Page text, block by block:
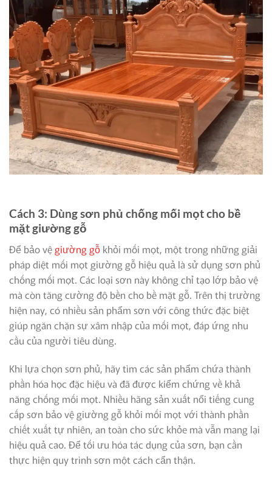
Cách 3: Dùng sơn phủ chống mối mọt cho bề
mặt giường gỗ
Để bảo vệgiường gỗ khỏi mối mọt, một trong những giải
pháp diệt mối mọt giường gỗ hiệu quả là sử dụng sơn phủ
chống mối mọt. Các loại sơn này không chỉ tạo lớp bảo vệ
mà còn tăng cường độ bền cho bề mặt gỗ. Trên thị trường
hiện nay, có nhiều sản phẩm sơn với công thức đặc biệt
giúp ngăn chặn sự xâm nhập của mối mọt, đáp ứng nhu
cầu của người tiêu dùng.
Khi lựa chọn sơn phủ, hãy tìm các sản phẩm chứa thành
phần hóa học đặc hiệu và đã được kiểm chứng về khả
năng chống mối mọt. Nhiều hãng sản xuất nổi tiếng cung
cấp sơn bảo vệ giường gỗ khỏi mối mọt với thành phần
chiết xuất tự nhiên, an toàn cho sức khỏe mà vẫn mang lại
hiệu quả cao. Để tối ưu hóa tác dụng của sơn, bạn cần
thực hiện quy trình sơn một cách cẩn thận.